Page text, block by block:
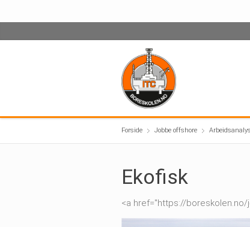
Forside Jobbe offshore
Ekofisk
<a href="https://